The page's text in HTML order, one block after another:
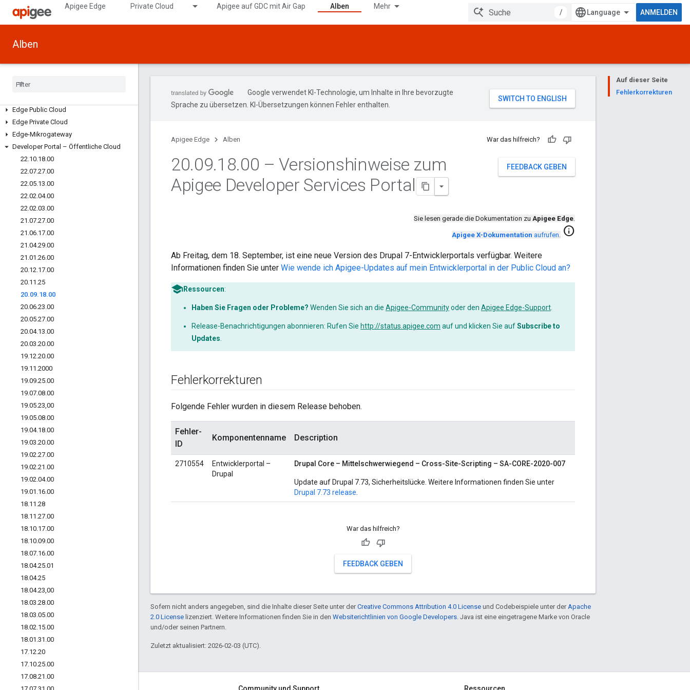
Apigee Edge Private Cloud Apigee auf GDC mit Air Gap Alben Mehr
/ ANMELDEN
Alben
Alle bekannten Probleme
Edge Public Cloud
Edge Private Cloud
Edge-Mikrogateway
Developer Portal – Öffentliche Cloud
22.10.18.00
22.07.27.00
22.05.13.00
22.02.04.00
22.02.03.00
21 .07.27.00
21 .06.17.00
21 .04.29.00
21 .01 .26.00
20.12.17.00
20.11 .25
20.09.18.00
20.06.23.00
20.05.27.00
20.04.13.00
20.03.20.00
19.12.20.00
19.11 .2000
19.09.25.00
19.07.08.00
19.05.23,00
19.05.08.00
19.04.18.00
19.03.20.00
19.02.27.00
19.02.21 .00
19.02.04.00
19.01 .16.00
18.11 .28
18.11 .27.00
18.10.17.00
18.10.09.00
18.07.16.00
18.04.25.01
18.04.25
18.04.23,00
18.03.28.00
18.03.05.00
18.02.15.00
18.01 .31 .00
17.12.20
17.10.25.00
17.08.21 .00
Auf dieser Seite
Fehlerkorrekturen
Google verwendet KI-Technologie, um Inhalte in Ihre bevorzugte
Sprache zu übersetzen. KI-Übersetzungen können Fehler enthalten.
Apigee Edge Alben War das hilfreich?
FEEDBACK GEBEN
20.09.18.00 – Versionshinweise zum
Apigee Developer Services Portal
Sie lesen gerade die Dokumentation zu Apigee Edge.
Apigee X-Dokumentation aufrufen. info
Ab Freitag, dem 18. September, ist eine neue Version des Drupal 7-Entwicklerportals verfügbar. Weitere
Informationen finden Sie unter Wie wende ich Apigee-Updates auf mein Entwicklerportal in der Public Cloud an?
Ressourcen:
Haben Sie Fragen oder Probleme? Wenden Sie sich an die Apigee-Communityoder den Apigee Edge-Support
Release-Benachrichtigungen abonnieren: Rufen Sie http://status.apigee.com auf und klicken Sie aufSubscribe to
Updates
Fehlerkorrekturen
Folgende Fehler wurden in diesem Release behoben.
Fehler-
ID
Komponentenname Description
2710554
Entwicklerportal –
Drupal
Drupal Core – Mittelschwerwiegend – Cross-Site-Scripting – SA-CORE-2020-007
Update auf Drupal 7.73, Sicherheitslücke. Weitere Informationen finden Sie unter
Drupal 7.73 release
War das hilfreich?
FEEDBACK GEBEN
Sofern nicht anders angegeben, sind die Inhalte dieser Seite unter derCreative Commons Attribution 4.0 License und Codebeispiele unter derApache
2.0 License lizenziert. Weitere Informationen finden Sie in den Websiterichtlinien von Google Developers. Java ist eine eingetragene Marke von Oracle
und/oder seinen Partnern.
Zuletzt aktualisiert: 2026-02-03 (UTC).